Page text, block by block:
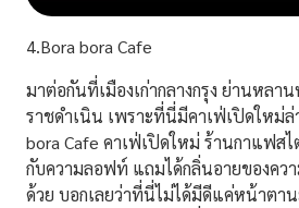
4.Bora bora Cafe
มาต่อกันที่เมืองเก่ากลางกรุง ย่านหลา
ราชดำเนิน เพราะที่นี่มีคาเฟ่เปิดใหม่ล่
bora Cafe คาเฟ่เปิดใหม่ ร้านกาแฟส
กับความลอฟท์ แถมได้กลิ่นอายของคว
ด้วย บอกเลยว่าที่นี่ไม่ได้มีดีแค่หน้าตา